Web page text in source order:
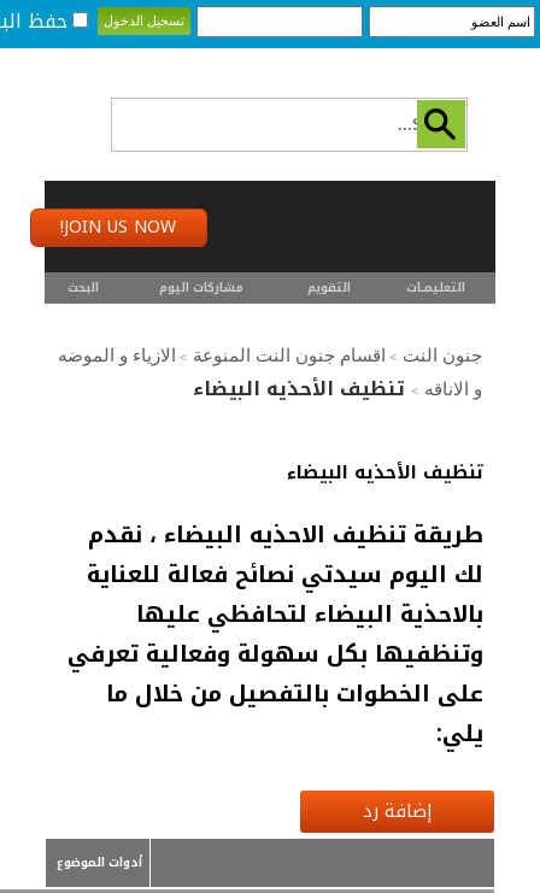
حفظ
JOIN US NOW!
التعليمـــات التقويم مشاركات اليوم البحث
جنون النت > اقسام جنون النت المنوعة >
الازياء و الموضه
و الاناقه > تنظيف الأحذيه البيضاء
تنظيف الأحذيه البيضاء
طريقة تنظيف الاحذيه البيضاء ، نقدم
لك اليوم سيدتي نصائح فعالة للعناية
بالاحذية البيضاء لتحافظي عليها
وتنظفيها بكل سهولة وفعالية تعرفي
على الخطوات بالتفصيل من خلال ما
يلي:
إضافة رد
أدوات الموضوع